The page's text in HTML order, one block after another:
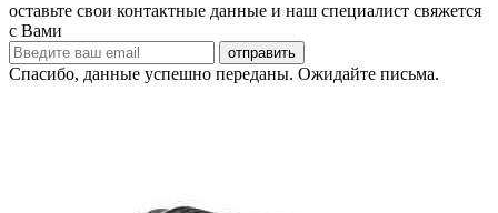
оставьте свои контактные данные и наш специалист свяжется
с Вами
Спасибо, данные успешно переданы. Ожидайте письма.